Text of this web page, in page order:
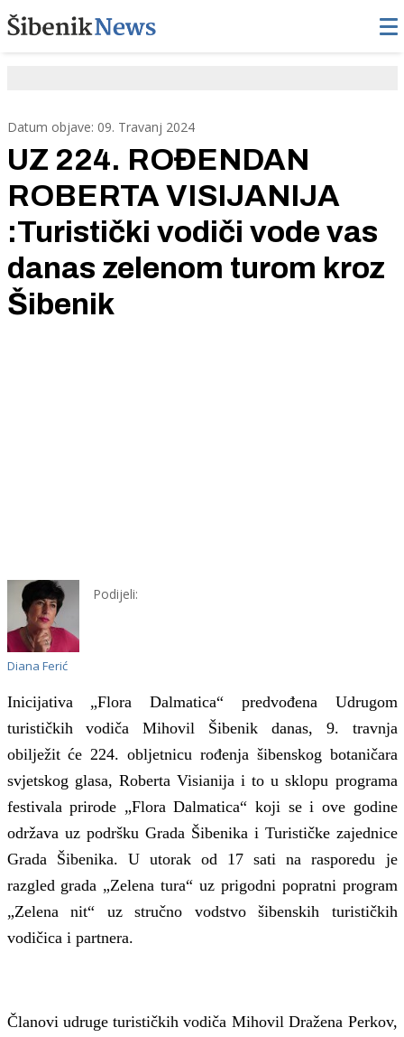
Datum objave: 09. Travanj 2024
UZ 224. ROĐENDAN
ROBERTA VISIJANIJA
:Turistički vodiči vode vas
danas zelenom turom kroz
Šibenik
Diana Ferić
Podijeli:
Inicijativa „Flora Dalmatica“ predvođena Udrugom
turističkih vodiča Mihovil Šibenik danas, 9. travnja
obilježit će 224. obljetnicu rođenja šibenskog botaničara
svjetskog glasa, Roberta Visianija i to u sklopu programa
festivala prirode „Flora Dalmatica“ koji se i ove godine
održava uz podršku Grada Šibenika i Turističke zajednice
Grada Šibenika. U utorak od 17 sati na rasporedu je
razgled grada „Zelena tura“ uz prigodni popratni program
„Zelena nit“ uz stručno vodstvo šibenskih turističkih
vodičica i partnera.
Članovi udruge turističkih vodiča Mihovil Dražena Perkov,